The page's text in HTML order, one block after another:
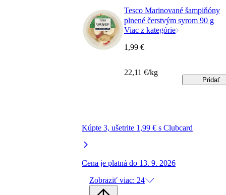
Tesco Marinované šampiňóny
plnené čerstvým syrom 90 g
Viac z kategórie
Kúpte 3, ušetrite 1,99 € s Clubcard
Cena je platná do 13. 9. 2026
1,99 €
22,11 €/kg
Pridať
Zobraziť viac: 24